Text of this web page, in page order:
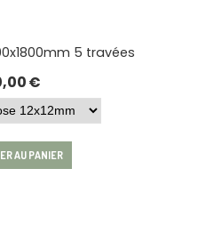
5 travées
€
AU PANIER